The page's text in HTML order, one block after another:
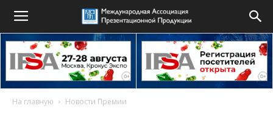
На главную Новости Премии